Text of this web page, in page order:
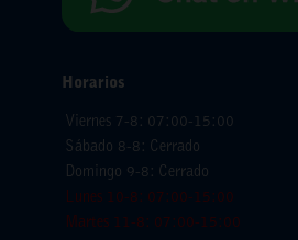
Horarios
Viernes 7-8: 07:00-15:00
Sábado 8-8: Cerrado
Domingo 9-8: Cerrado
Lunes 10-8: 07:00-15:00
Martes 11-8: 07:00-15:00